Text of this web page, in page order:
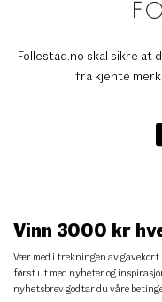
Follestad.no skal sikre
fra kjente
Vinn 3000 kr
Vær med i trekningen av gavekort
først ut med nyheter og
nyhetsbrev godtar du våre